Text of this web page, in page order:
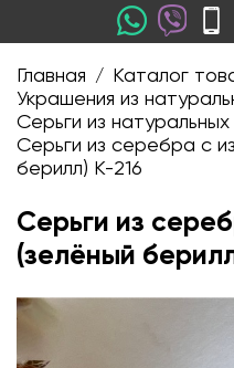
Главная / Каталог
Украшения из
Серьги из натуральных
Серьги из серебра с
берилл) K-216
Серьги из
(зелёный